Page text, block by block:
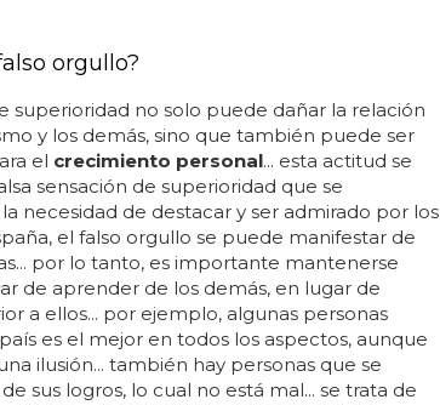
orgullo?
superioridad no solo puede dañar la relación
y los demás, sino que también puede ser
el crecimiento personal... esta actitud se
sensación de superioridad que se
necesidad de destacar y ser admirado por los
el falso orgullo se puede manifestar de
por lo tanto, es importante mantenerse
de aprender de los demás, en lugar de
a ellos... por ejemplo, algunas personas
es el mejor en todos los aspectos, aunque
ilusión... también hay personas que se
sus logros, lo cual no está mal... se trata de